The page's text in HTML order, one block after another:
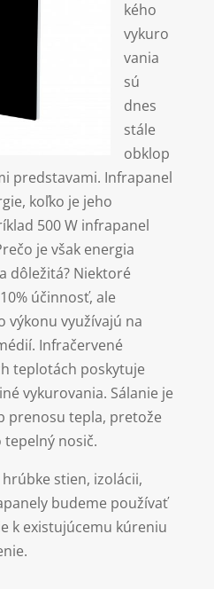
kého
vykuro
vania
sú
dnes
stále
obklop
predstavami. Infrapanel
koľko je jeho
500 W infrapanel
je však energia
dôležitá? Niektoré
účinnosť, ale
výkonu využívajú na
Infračervené
teplotách poskytuje
vykurovania. Sálanie je
prenosu tepla, pretože
tepelný nosič.
stien, izolácii,
budeme používať
k existujúcemu kúreniu